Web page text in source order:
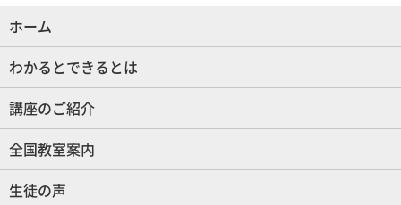
ホーム
わかるとできるとは
講座のご紹介
全国教室案内
生徒の声